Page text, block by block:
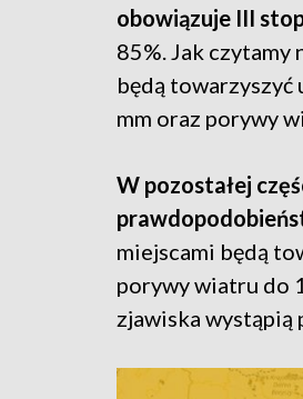
obowiązuje III
85%. Jak czytamy
będą towarzyszyć
mm oraz porywy
W pozostałej
miejscami będą
porywy wiatru do
zjawiska wystąpią